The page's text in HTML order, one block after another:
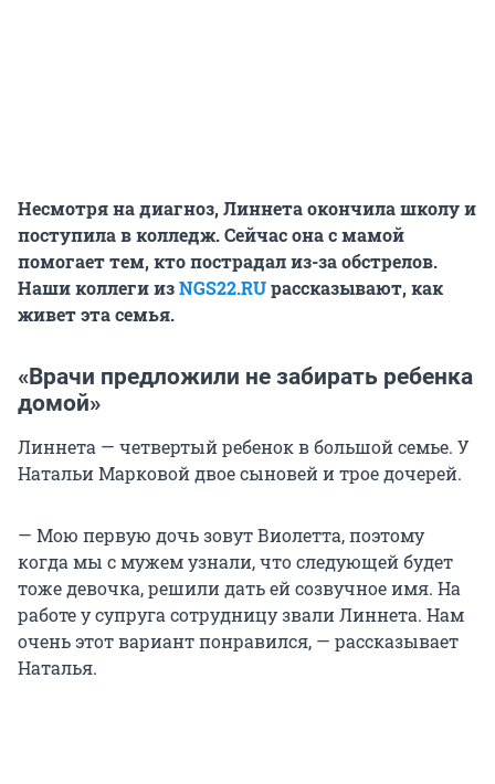
Несмотря на диагноз, Линнета окончила школу и
поступила в колледж. Сейчас она с мамой
помогает тем, кто пострадал из-за обстрелов.
Наши коллеги изNGS22.RUрассказывают, как
живет эта семья.
«Врачи предложили не забирать ребенка
домой»
Линнета — четвертый ребенок в большой семье. У
Натальи Марковой двое сыновей и трое дочерей.
— Мою первую дочь зовут Виолетта, поэтому
когда мы с мужем узнали, что следующей будет
тоже девочка, решили дать ей созвучное имя. На
работе у супруга сотрудницу звали Линнета. Нам
очень этот вариант понравился, — рассказывает
Наталья.